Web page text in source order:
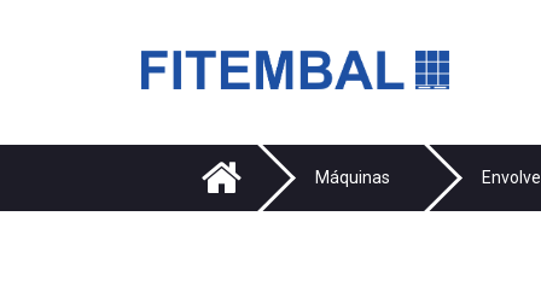
Saltar para o conteï¿½do principal da pï¿½gina
Máquinas